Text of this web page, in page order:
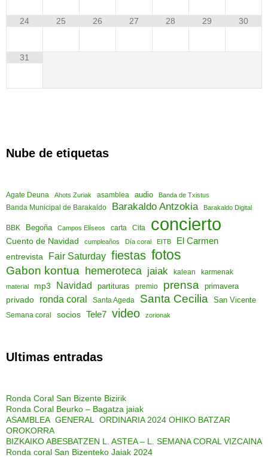
24 25 26 27 28 29 30
31
Nube de etiquetas
Agate Deuna Ahots Zuriak asamblea audio
Banda de Txistus
Banda Municipal de Barakaldo
Barakaldo Antzokia Barakaldo Digital
BBK Begoña Campos Elíseos carta Cita concierto
Cuento de Navidad cumpleaños Día coral EITB El Carmen
entrevista Fair Saturday fiestas fotos
Gabon kontua hemeroteca jaiak kalean
karmenak
material
mp3 Navidad partituras premio prensa primavera
privado ronda coral Santa Ageda Santa Cecilia San Vicente
Semana coral socios Tele7 video zorionak
Ultimas entradas
Ronda Coral San Bizente Bizirik
Ronda Coral Beurko – Bagatza jaiak
ASAMBLEA GENERAL ORDINARIA 2024 OHIKO BATZAR
OROKORRA
BIZKAIKO ABESBATZEN L. ASTEA – L. SEMANA CORAL VIZCAINA
Ronda coral San Bizenteko Jaiak 2024